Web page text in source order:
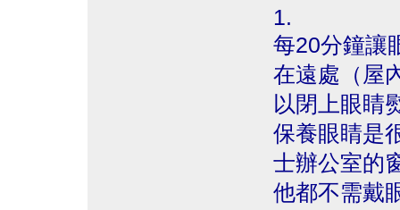
1.
每20分鐘讓
在遠處（屋
以閉上眼睛
保養眼睛是
士辦公室的
他都不需戴